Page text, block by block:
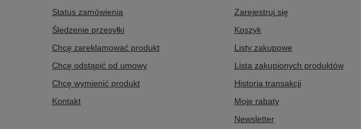
Status zamówienia
Śledzenie przesyłki
Chcę zareklamować produkt
Chcę odstąpić od umowy
Chcę wymienić produkt
Kontakt
Zarejestruj się
Koszyk
Listy zakupowe
Lista zakupionych produktów
Historia transakcji
Moje rabaty
Newsletter